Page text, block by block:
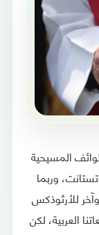
المسيحية
وربما
للأرثوذكس
العربية، لكن